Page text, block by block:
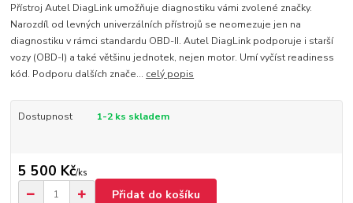
Přístroj Autel DiagLink umožňuje diagnostiku vámi zvolené značky.
Narozdíl od levných univerzálních přístrojů se neomezuje jen na
diagnostiku v rámci standardu OBD-II. Autel DiagLink podporuje i starší
vozy (OBD-I) a také většinu jednotek, nejen motor. Umí vyčíst readiness
kód. Podporu dalších znače... celý popis
Dostupnost 1-2 ks skladem
5 500 Kč/ks
Přidat do košíku